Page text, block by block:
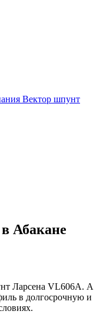
Абакане
Ларсена VL606A. А
в долгосрочную и